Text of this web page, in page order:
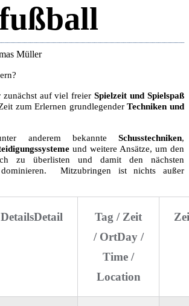
Müller
zunächst auf viel freierSpielzeit und Spielspaß
zum Erlernen grundlegenderTechniken und
anderem bekannte Schusstechniken,
und weitere Ansätze, um den
zu überlisten und damit den nächsten
Mitzubringen ist nichts außer
DetailsDetail
Tag / Zeit
/ OrtDay /
Time /
Location